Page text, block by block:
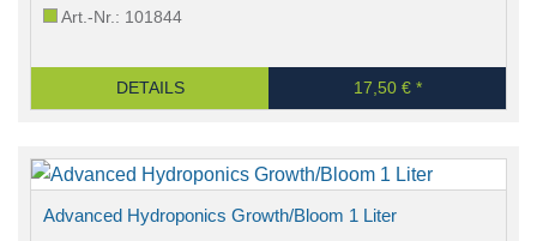
Art.-Nr.: 101844
DETAILS 17,50 € *
Advanced Hydroponics Growth/Bloom 1 Liter